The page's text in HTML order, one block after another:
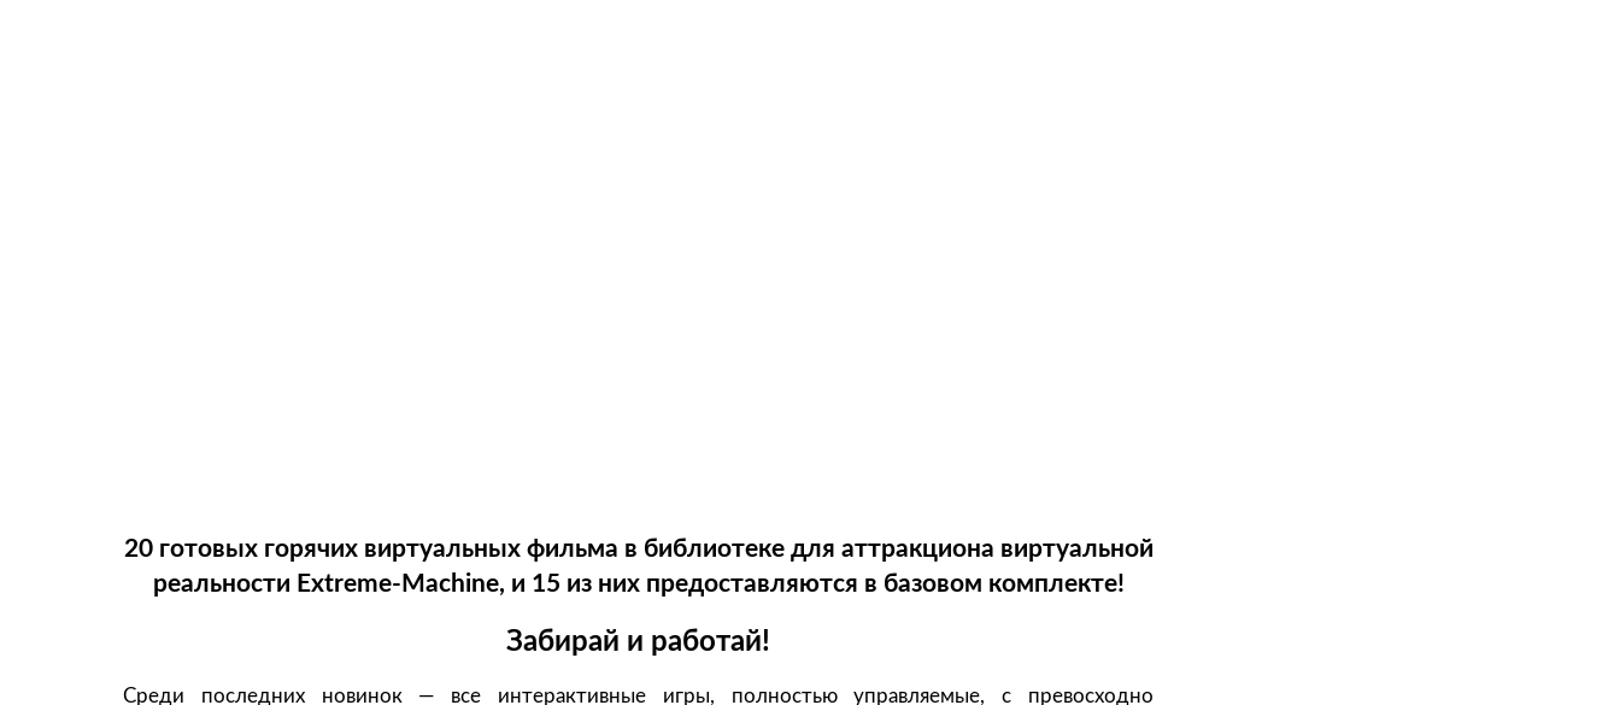
20 готовых горячих виртуальных фильма в библиотеке для аттракциона виртуальной
реальности Extreme-Machine, и 15 из них предоставляются в базовом комплекте!
Забирай и работай!
Среди последних новинок — все интерактивные игры, полностью управляемые, с превосходно